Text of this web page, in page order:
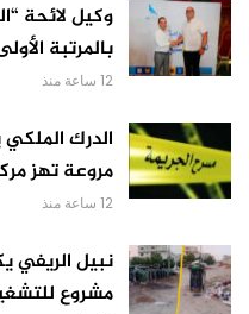
وكيل لائحة
بالمرتبة
12 ساعة منذ
الدرك
مروعة تهز
12 ساعة منذ
نبيل الريفي
مشروع